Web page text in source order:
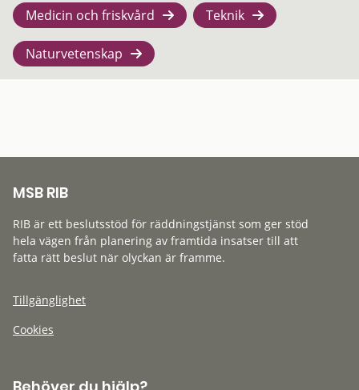
Medicin och friskvård Teknik
Naturvetenskap
MSB RIB
RIB är ett beslutsstöd för räddningstjänst som ger stöd
hela vägen från planering av framtida insatser till att
fatta rätt beslut när olyckan är framme.
Tillgänglighet
Cookies